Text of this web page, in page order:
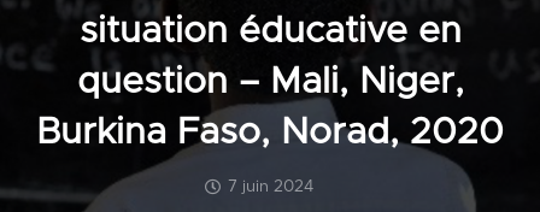
situation éducative en
question – Mali, Niger,
Burkina Faso, Norad, 2020
7 juin 2024